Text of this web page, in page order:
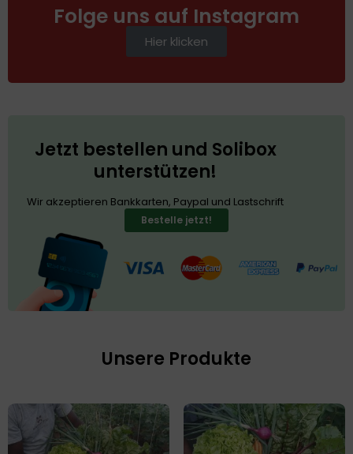
Folge uns auf Instagram
Hier klicken
Jetzt bestellen und Solibox
unterstützen!
Wir akzeptieren Bankkarten, Paypal und Lastschrift
Bestelle jetzt!
Unsere Produkte